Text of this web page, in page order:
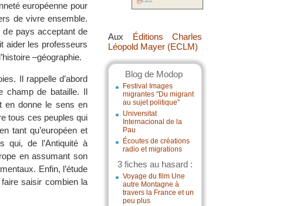
Aux Éditions Charles
Léopold Mayer (ECLM)
Blog de Modop
Festival Images
migrantes "Du migrant
au sujet politique"
Universitat
Internacional de la
Pau
Écoutes de créations
radio et migrations
3 fiches au hasard :
Voyage du film Une
autre Montagne à
travers la France et un
peu plus
européenne pour
de vivre ensemble.
de pays acceptant de
aider les professeurs
–géographie.
Il rappelle d’abord
champ de bataille. Il
en donne le sens en
tous ces peuples qui
tant qu’européen et
qui, de l’Antiquité à
en assumant son
Enfin, l’étude
saisir combien la